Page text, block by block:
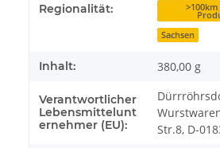
Regionalität:
Sachsen
Inhalt: 380,00 g
Verantwortlicher
Lebensmittelunt
ernehmer (EU):
Str.8, D-